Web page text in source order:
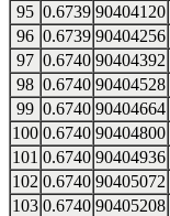
95 0.6739 90404120
96 0.6739 90404256
97 0.6740 90404392
98 0.6740 90404528
99 0.6740 90404664
100 0.6740 90404800
101 0.6740 90404936
102 0.6740 90405072
103 0.6740 90405208